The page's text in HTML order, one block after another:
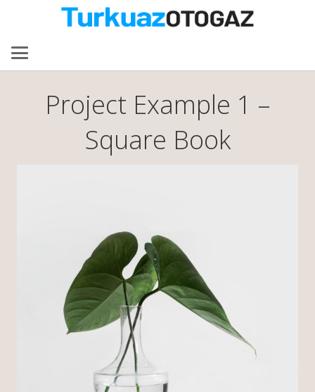
Project Example 1 –
Square Book